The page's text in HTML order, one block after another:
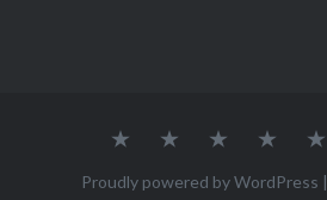
Concept
ラ
四
Company
社
Shop
舗
Proudly powered by WordPress |